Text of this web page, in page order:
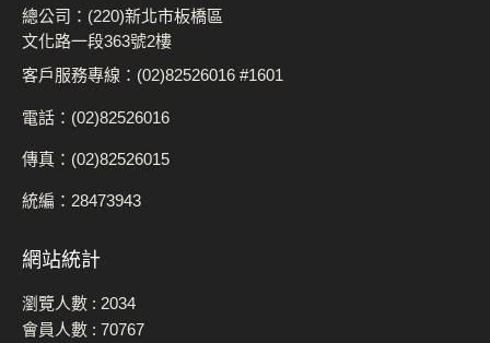
總公司：(220)新北市板橋區
文化路一段363號2樓
客戶服務專線：(02)82526016 #1601
電話：(02)82526016
傳真：(02)82526015
統編：28473943
網站統計
瀏覽人數 : 2034
會員人數 : 70767